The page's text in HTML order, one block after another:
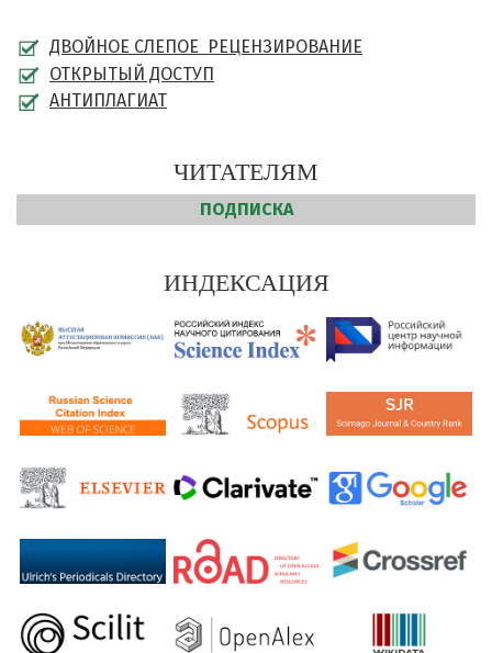
ДВОЙНОЕ СЛЕПОЕ РЕЦЕНЗИРОВАНИЕ
ОТКРЫТЫЙ ДОСТУП
АНТИПЛАГИАТ
ЧИТАТЕЛЯМ
ПОДПИСКА
ИНДЕКСАЦИЯ